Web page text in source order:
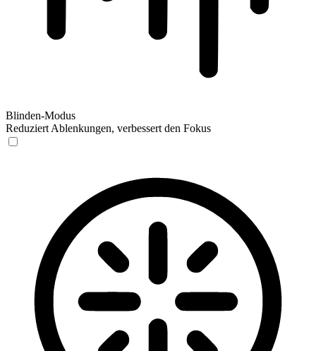
Blinden-Modus
Reduziert Ablenkungen, verbessert den Fokus